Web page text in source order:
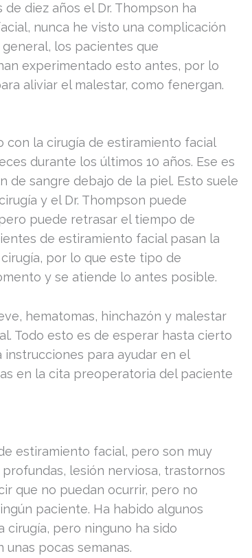
diez años el Dr. Thompson ha
nunca he visto una complicación
los pacientes que
experimentado esto antes, por lo
aliviar el malestar, como fenergan.
con la cirugía de estiramiento facial
durante los últimos 10 años. Ese es
de sangre debajo de la piel. Esto suele
y el Dr. Thompson puede
puede retrasar el tiempo de
de estiramiento facial pasan la
por lo que este tipo de
y se atiende lo antes posible.
hematomas, hinchazón y malestar
Todo esto es de esperar hasta cierto
para ayudar en el
en la cita preoperatoria del paciente
estiramiento facial, pero son muy
lesión nerviosa, trastornos
que no puedan ocurrir, pero no
paciente. Ha habido algunos
pero ninguno ha sido
pocas semanas.